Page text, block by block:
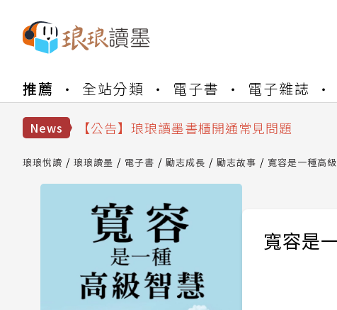
推薦 全站分類 電子書 電子雜誌
News
【公告】因 Readmoo 讀墨系統維護中，本
【公告】琅琅讀墨書櫃開通常見問題
【公告】琅琅書店服務升級重要說明及資產
【公告】因 Readmoo 讀墨系統維護中，本
琅琅悅讀 琅琅讀墨 電子書 勵志成長 勵志故事 寬容是一種高
寬容是